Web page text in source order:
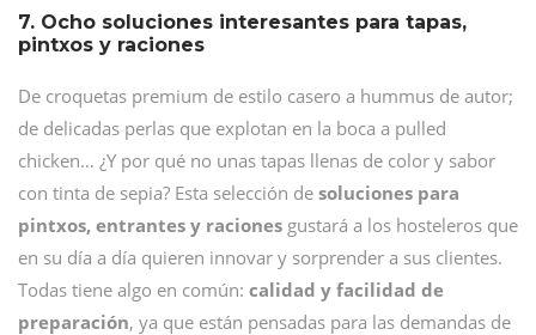
7. Ocho soluciones interesantes para tapas,
pintxos y raciones
De croquetas premium de estilo casero a hummus de autor;
de delicadas perlas que explotan en la boca a pulled
chicken… ¿Y por qué no unas tapas llenas de color y sabor
con tinta de sepia? Esta selección de soluciones para
pintxos, entrantes y raciones gustará a los hosteleros que
en su día a día quieren innovar y sorprender a sus clientes.
Todas tiene algo en común: calidad y facilidad de
preparación, ya que están pensadas para las demandas de